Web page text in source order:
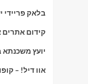
בלאק פריידי
קידום אתרים
יועץ משכנתא
אוו דיל! –